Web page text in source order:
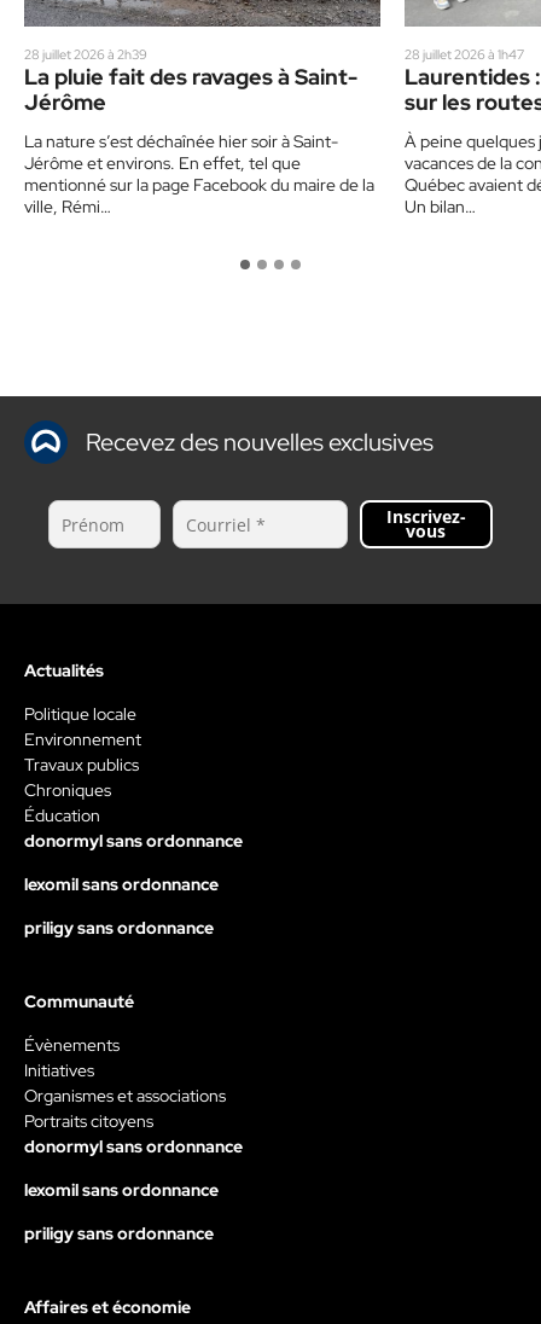
28 juillet 2026 à 2h39
La pluie fait des ravages à Saint-
Jérôme
La nature s’est déchaînée hier soir à Saint-
Jérôme et environs. En effet, tel que
mentionné sur la page Facebook du maire de la
ville, Rémi…
28 juillet 2026 à 1h47
Laurentides
sur les
un corbillard
sensibiliser
À peine quelques
vacances de la
Québec avaient
Un bilan…
Recevez des nouvelles exclusives
Inscrivez-
vous
Actualités
Politique locale
Environnement
Travaux publics
Chroniques
Éducation
donormyl sans ordonnance
lexomil sans ordonnance
priligy sans ordonnance
Communauté
Évènements
Initiatives
Organismes et associations
Portraits citoyens
donormyl sans ordonnance
lexomil sans ordonnance
priligy sans ordonnance
Affaires et économie